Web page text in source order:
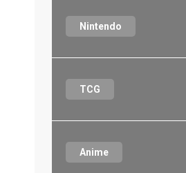
Nintendo
TCG
Anime